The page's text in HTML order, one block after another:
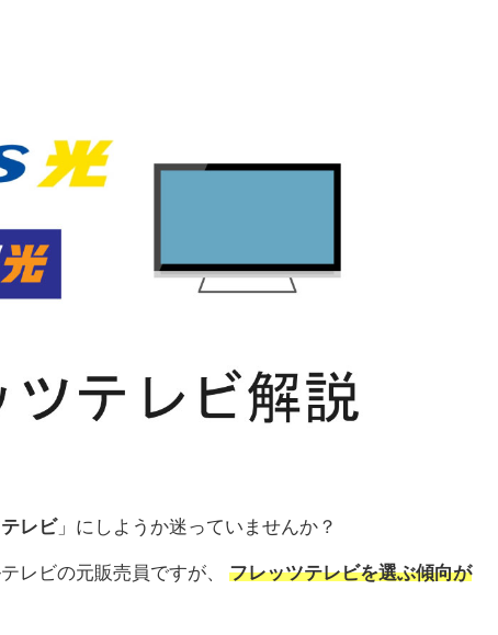
レビ」にしようか迷っていませんか？
レビの元販売員ですが、 フレッツテレビを選ぶ傾向が